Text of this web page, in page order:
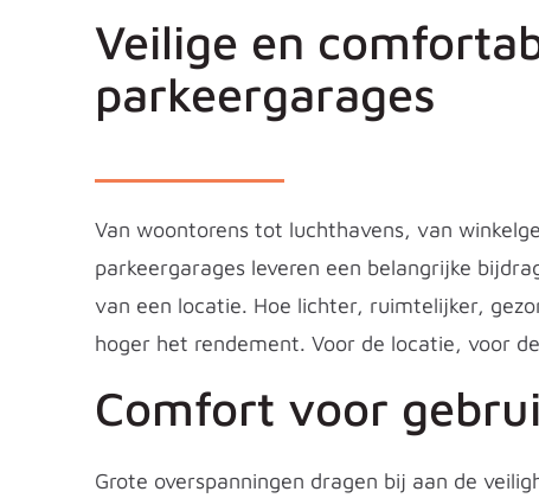
Veilige en
parkeergarages
Van woontorens tot luchthavens, van
parkeergarages leveren een belangrijke
van een locatie. Hoe lichter, ruimtelijker,
hoger het rendement. Voor de locatie, voor
Comfort voor
Grote overspanningen dragen bij aan de